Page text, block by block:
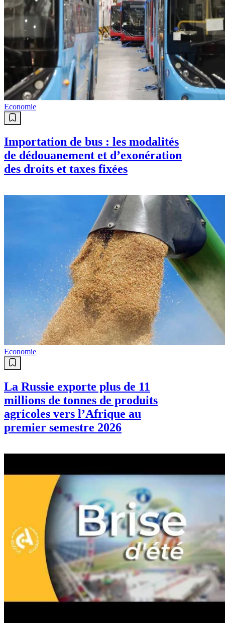
Economie
Importation de bus : les modalités
de dédouanement et d’exonération
des droits et taxes fixées
Economie
La Russie exporte plus de 11
millions de tonnes de produits
agricoles vers l’Afrique au
premier semestre 2026